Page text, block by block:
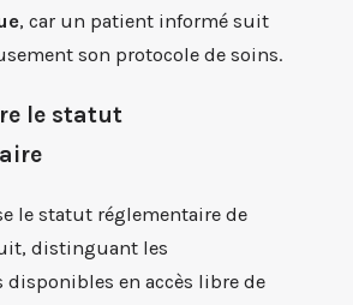
, car un patient informé suit
son protocole de soins.
le statut
le statut réglementaire de
distinguant les
disponibles en accès libre de